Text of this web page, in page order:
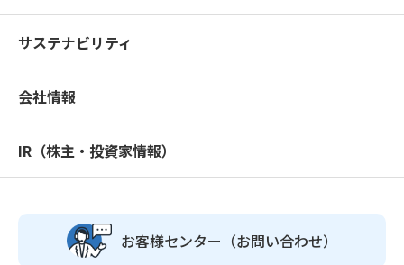
サステナビリティ
会社情報
IR（株主・投資家情報）
お客様センター （お問い合わせ）